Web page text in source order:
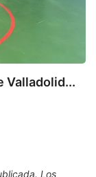
Valladolid...
Los